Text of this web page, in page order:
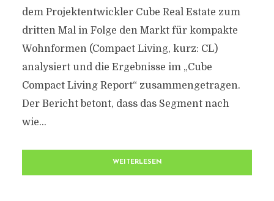
dem Projektentwickler Cube Real Estate zum
dritten Mal in Folge den Markt für kompakte
Wohnformen (Compact Living, kurz: CL)
analysiert und die Ergebnisse im „Cube
Compact Living Report“ zusammengetragen.
Der Bericht betont, dass das Segment nach
wie...
WEITERLESEN